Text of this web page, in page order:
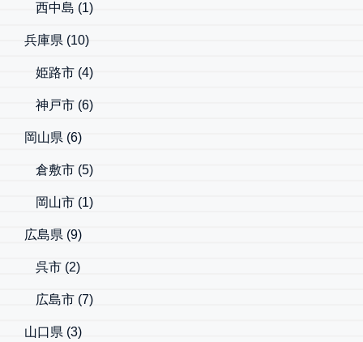
西中島 (1)
兵庫県 (10)
姫路市 (4)
神戸市 (6)
岡山県 (6)
倉敷市 (5)
岡山市 (1)
広島県 (9)
呉市 (2)
広島市 (7)
山口県 (3)